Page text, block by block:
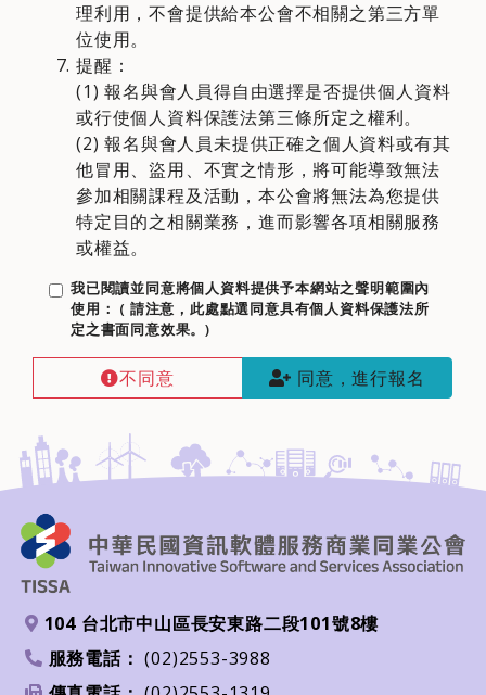
理利用，不會提供給本公會不相關之第三方單
位使用。
提醒：
(1) 報名與會人員得自由選擇是否提供個人資料
或行使個人資料保護法第三條所定之權利。
(2) 報名與會人員未提供正確之個人資料或有其
他冒用、盜用、不實之情形，將可能導致無法
參加相關課程及活動，本公會將無法為您提供
特定目的之相關業務，進而影響各項相關服務
或權益。
我已閱讀並同意將個人資料提供予本網站之聲明範圍內
使用： ( 請注意，此處點選同意具有個人資料保護法所
定之書面同意效果。)
已閱讀
同意註冊smepass
不同意
不同意 同意
同意，進行報名
地址
104 台北市中山區長安東路二段101號8樓
電話
服務電話： (02)2553-3988
傳真